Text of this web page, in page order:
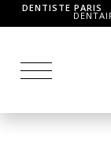
DENTISTE PARIS